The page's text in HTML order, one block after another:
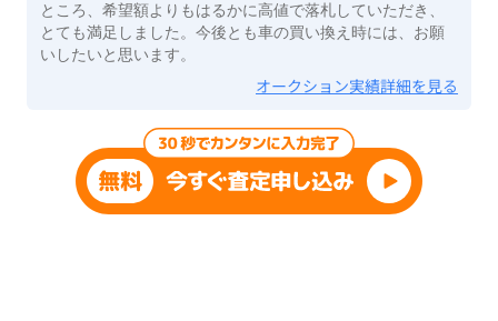
ところ、希望額よりもはるかに高値で落札していただき、
とても満足しました。今後とも車の買い換え時には、お願
いしたいと思います。
オークション実績詳細を見る